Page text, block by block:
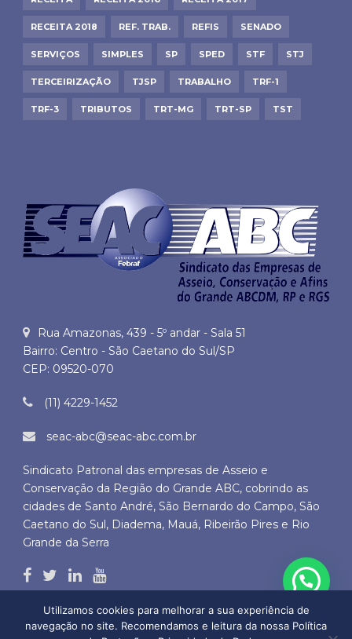
RECEITA 2018 REF. TRAB. REFIS SENADO
SERVIÇOS SIMPLES SP SPED STF STJ
TERCEIRIZAÇÃO TJSP TRABALHO TRF-1
TRF-3 TRIBUTOS TRT-MG TRT-SP TST
Rua Amazonas, 439 - 5º andar - Sala 51
Bairro: Centro - São Caetano do Sul/SP
CEP: 09520-070
(11) 4229-1452
seac-abc@seac-abc.com.br
Sindicato Patronal das empresas de Asseio e
Conservação da Região do Grande ABC, cobrindo as
cidades de Santo André, São Bernardo do Campo, São
Caetano do Sul, Diadema, Mauá, Ribeirão Pires e Rio
Grande da Serra
Utilizamos cookies para melhorar a sua experiência de
navegação no site. Recomendamos e leitura da nossa Política